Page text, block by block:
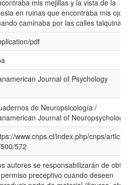
mis mejillas y la vista de la
en ruinas que encontraba mis ojos
caminaba por las calles
pdf
Journal of Psychology
de Neuropsicología /
Journal of Neuropsychology
www.cnps.cl/index.php/cnps/
572
autores se responsabilizarán de
preceptivo cuando deseen